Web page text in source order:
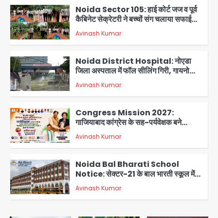
2
Noida Sector 105: हाई कोर्ट जज व पूर्व
कैबिनेट सेक्रेटरी ने बच्चों संग चलाया सफाई
अभियान, 160 किलो कूड़ा हटाया
Avinash Kumar
3
Noida District Hospital: नोएडा
जिला अस्पताल में फॉल सीलिंग गिरी, गायनो
OT गैलरी में बड़ा हादसा टला; मरीजों की सुरक्षा
पर उठे सवाल
Avinash Kumar
4
Congress Mission 2027:
गाजियाबाद कांग्रेस के सह-पर्यवेक्षक बने
सतेन्द्र शर्मा, गौतमबुद्धनगर नेताओं ने जताया
आभार
Avinash Kumar
5
Noida Bal Bharati School
Notice: सेक्टर-21 के बाल भारती स्कूल में
बिना खिड़की-वेंटिलेशन बेसमेंट में चल रही थी
8वीं की क्लास, NCPCR की शिकायत पर
भेजा नोटिस
Avinash Kumar